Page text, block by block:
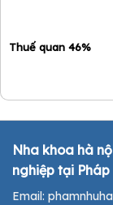
Thuế quan 46%
Nha khoa hà
nghiệp tại Pháp
Email: